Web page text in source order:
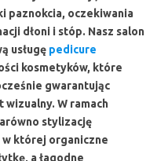
paznokcia, oczekiwania
dłoni i stóp. Nasz salon
usługę pedicure
kosmetyków, które
gwarantując
W ramach
stylizację
w której organiczne
a łagodne